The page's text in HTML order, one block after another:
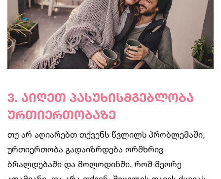
3. აიღეთ პასუხისმგებლობა
ურთიერთობაზე
თუ არ აღიარებთ თქვენს წვლილს პრობლემაში,
ურთიერთობა გადაიზრდება ორმხრივ
ბრალდებაში და მოლოდინში, რომ მეორე